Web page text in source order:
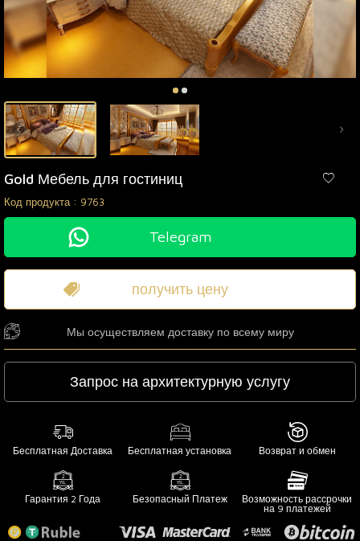
Gold Мебель для гостиниц
Код продукта : 9763
Telegram
получить цену
Мы осуществляем доставку по всему миру
Запрос на архитектурную услугу
Бесплатная Доставка Бесплатная установка Возврат и обмен
Гарантия 2 Года Безопасный Платеж
Возможность рассрочки
на 9 платежей